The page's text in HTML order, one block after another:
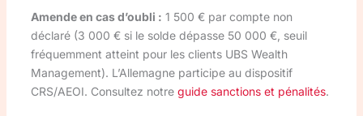
Amende en cas d’oubli : 1 500 € par compte non
déclaré (3 000 € si le solde dépasse 50 000 €, seuil
fréquemment atteint pour les clients UBS Wealth
Management). L’Allemagne participe au dispositif
CRS/AEOI. Consultez notre guide sanctions et pénalités.